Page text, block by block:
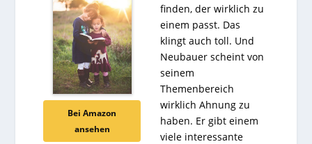
Bei Amazon
ansehen
finden, der wirklich zu
einem passt. Das
klingt auch toll. Und
Neubauer scheint von
seinem
Themenbereich
wirklich Ahnung zu
haben. Er gibt einem
viele interessante